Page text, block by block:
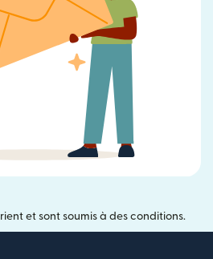
et sont soumis à des conditions.